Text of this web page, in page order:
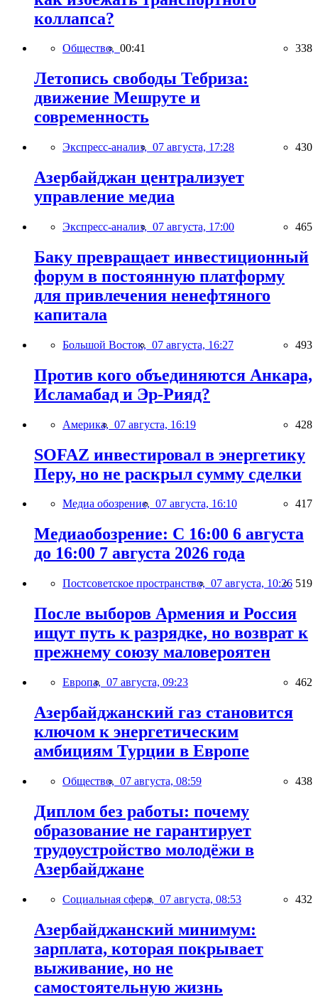
коллапса?
Общество, 00:41 338
Летопись свободы Тебриза:
движение Мешруте и
современность
Экспресс-анализ, 07 августа, 17:28 430
Азербайджан централизует
управление медиа
Экспресс-анализ, 07 августа, 17:00 465
Баку превращает инвестиционный
форум в постоянную платформу
для привлечения ненефтяного
капитала
Большой Восток, 07 августа, 16:27 493
Против кого объединяются Анкара,
Исламабад и Эр-Рияд?
Америка, 07 августа, 16:19 428
SOFAZ инвестировал в энергетику
Перу, но не раскрыл сумму сделки
Медиа обозрение, 07 августа, 16:10 417
Медиаобозрение: С 16:00 6 августа
до 16:00 7 августа 2026 года
Постсоветское пространство, 07 августа, 10:26 519
После выборов Армения и Россия
ищут путь к разрядке, но возврат к
прежнему союзу маловероятен
Европа, 07 августа, 09:23 462
Азербайджанский газ становится
ключом к энергетическим
амбициям Турции в Европе
Общество, 07 августа, 08:59 438
Диплом без работы: почему
образование не гарантирует
трудоустройство молодёжи в
Азербайджане
Социальная сфера, 07 августа, 08:53 432
Азербайджанский минимум:
зарплата, которая покрывает
выживание, но не
самостоятельную жизнь